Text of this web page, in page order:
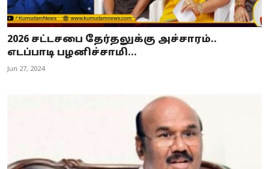
2026 சட்டசபை தேர்தலுக்கு அச்சாரம்..
எடப்பாடி பழனிச்சாமி...
Jun 27, 2024